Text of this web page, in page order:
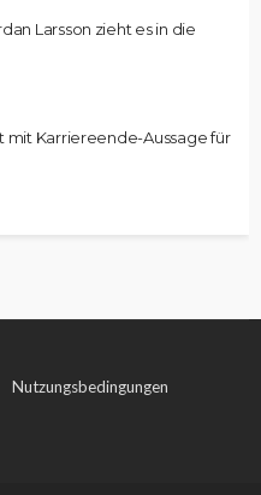
Larsson zieht es in die
mit Karriereende-Aussage für
Nutzungsbedingungen